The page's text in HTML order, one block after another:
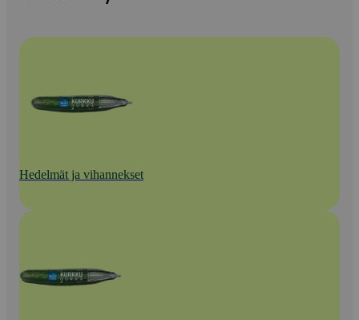
Hedelmät ja vihannekset